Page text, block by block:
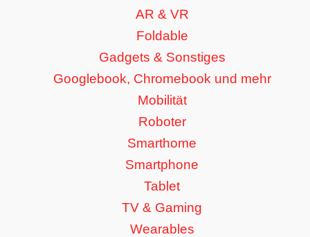
AR & VR
Foldable
Gadgets & Sonstiges
Googlebook, Chromebook und mehr
Mobilität
Roboter
Smarthome
Smartphone
Tablet
TV & Gaming
Wearables